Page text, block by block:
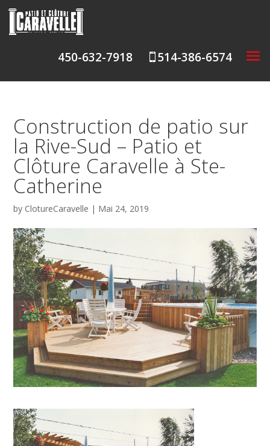
450-632-7918  514-386-6574
Construction de patio sur
la Rive-Sud – Patio et
Clôture Caravelle à Ste-
Catherine
by ClotureCaravelle | Mai 24, 2019